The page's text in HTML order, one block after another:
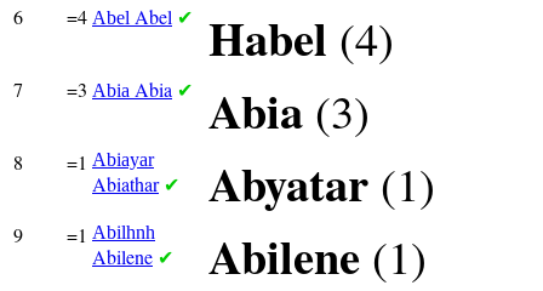
6 =4 Abel Abel ✔ Habel (4)
7 =3 Abia Abia ✔ Abia (3)
8 =1 Abiayar
Abiathar ✔ Abyatar (1)
9 =1 Abilhnh
Abilene ✔ Abilene (1)